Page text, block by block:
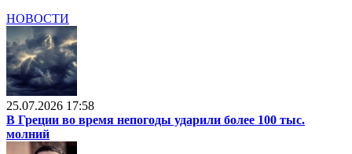
НОВОСТИ
25.07.2026 17:58
В Греции во время непогоды ударили более 100 тыс.
молний